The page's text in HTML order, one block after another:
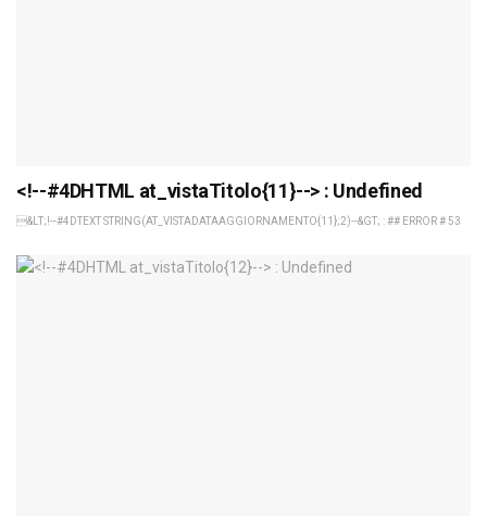
<!--#4DHTML at_vistaTitolo{11}--> : Undefined
&LT;!--#4DTEXT STRING(AT_VISTADATAAGGIORNAMENTO{11};2)--&GT; : ## ERROR # 53